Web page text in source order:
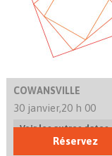
COWANSVILLE
30 janvier,20 h 00
Voir les autres dates
Réservez